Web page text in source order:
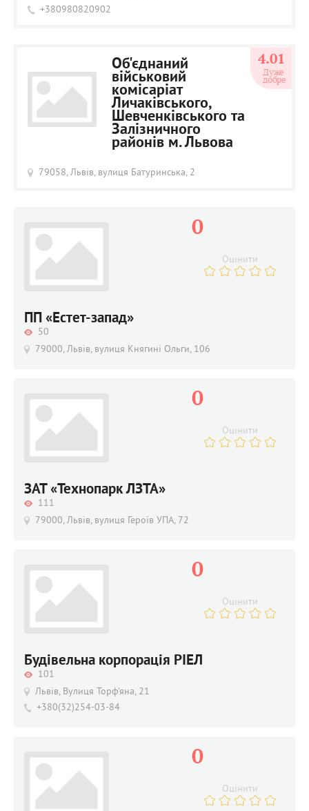
+380980820902
Об'єднаний
військовий
комісаріат
Личаківського,
Шевченківського та
Залізничного
районів м. Львова
79058, Львів, вулиця Батуринська, 2
4.01
Дуже
добре
ПП «Естет-запад»
50
79000, Львів, вулиця Княгині Ольги, 106
0
Оцінити
ЗАТ «Технопарк ЛЗТА»
111
79000, Львів, вулиця Героїв УПА, 72
0
Оцінити
Будівельна корпорація РІЕЛ
101
Львів, Вулиця Торф'яна, 21
+380(32)254-03-84
0
Оцінити
0
Оцінити